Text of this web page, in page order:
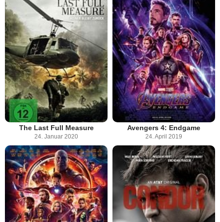
The Last Full Measure
24. Januar 2020
Avengers 4: Endgame
24. April 2019